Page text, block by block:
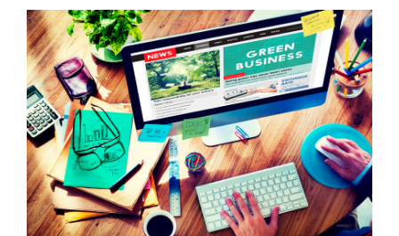
donatore
azienda
con
efficacia